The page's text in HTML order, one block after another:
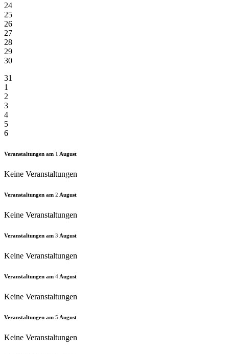
24
25
26
27
28
29
30
31
1
2
3
4
5
6
Veranstaltungen am 1 August
Keine Veranstaltungen
Veranstaltungen am 2 August
Keine Veranstaltungen
Veranstaltungen am 3 August
Keine Veranstaltungen
Veranstaltungen am 4 August
Keine Veranstaltungen
Veranstaltungen am 5 August
Keine Veranstaltungen